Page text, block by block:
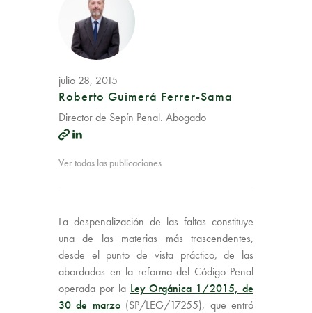
julio 28, 2015
Roberto Guimerá Ferrer-Sama
Director de Sepín Penal. Abogado
Ver todas las publicaciones
La despenalización de las faltas constituye
una de las materias más trascendentes,
desde el punto de vista práctico, de las
abordadas en la reforma del Código Penal
operada por la Ley Orgánica 1/2015, de
30 de marzo(SP/LEG/17255), que entró